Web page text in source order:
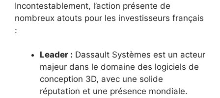
Incontestablement, l’action présente de
nombreux atouts pour les investisseurs français
:
Leader : Dassault Systèmes est un acteur
majeur dans le domaine des logiciels de
conception 3D, avec une solide
réputation et une présence mondiale.